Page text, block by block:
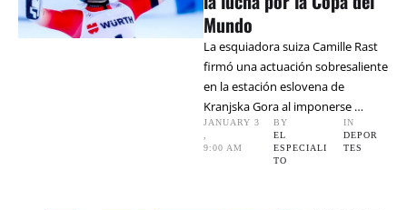
Mundo
La esquiadora suiza Camille Rast
firmó una actuación sobresaliente
en la estación eslovena de
Kranjska Gora al imponerse …
JANUARY 3
,
9:00 AM
BY
EL
ESPECIALI
TO
IN
DEPOR
TES